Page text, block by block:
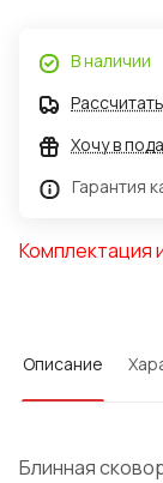
В наличии
Хочу в
Гарантия
Комплектация
Описание
Блинная